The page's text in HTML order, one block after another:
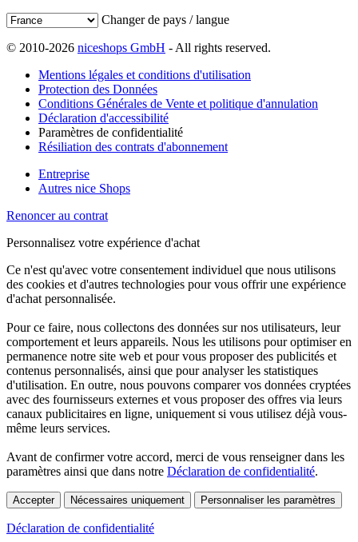
Changer de pays / langue
© 2010-2026 niceshops GmbH - All rights reserved.
Mentions légales et conditions d'utilisation
Protection des Données
Conditions Générales de Vente et politique d'annulation
Déclaration d'accessibilité
Paramètres de confidentialité
Résiliation des contrats d'abonnement
Entreprise
Autres nice Shops
Renoncer au contrat
Personnalisez votre expérience d'achat
Ce n'est qu'avec votre consentement individuel que nous utilisons
des cookies et d'autres technologies pour vous offrir une expérience
d'achat personnalisée.
Pour ce faire, nous collectons des données sur nos utilisateurs, leur
comportement et leurs appareils. Nous les utilisons pour optimiser en
permanence notre site web et pour vous proposer des publicités et
contenus personnalisés, ainsi que pour analyser les statistiques
d'utilisation. En outre, nous pouvons comparer vos données cryptées
avec des fournisseurs externes et vous proposer des offres via leurs
canaux publicitaires en ligne, uniquement si vous utilisez déjà vous-
même leurs services.
Avant de confirmer votre accord, merci de vous renseigner dans les
paramètres ainsi que dans notre Déclaration de confidentialité.
Accepter Nécessaires uniquement Personnaliser les paramètres
Déclaration de confidentialité